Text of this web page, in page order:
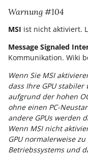
Warnung #104
MSI ist nicht aktiviert.
Message Signaled
Kommunikation. Wiki
Wenn Sie MSI
dass Ihre GPU stabiler
aufgrund der hohen
ohne einen PC-
andere GPUs werden
Wenn MSI nicht
GPU normalerweise
Betriebssystems und